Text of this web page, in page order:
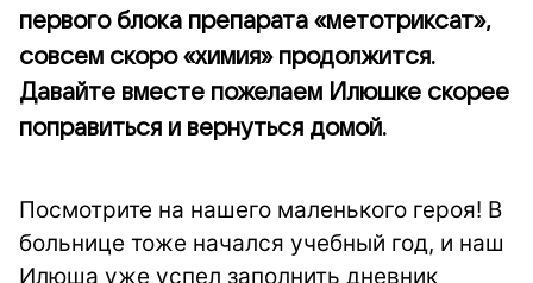
первого блока препарата «метотриксат»,
совсем скоро «химия» продолжится.
Давайте вместе пожелаем Илюшке скорее
поправиться и вернуться домой.
Посмотрите на нашего маленького героя! В
больнице тоже начался учебный год, и наш
Илюша уже успел заполнить дневник